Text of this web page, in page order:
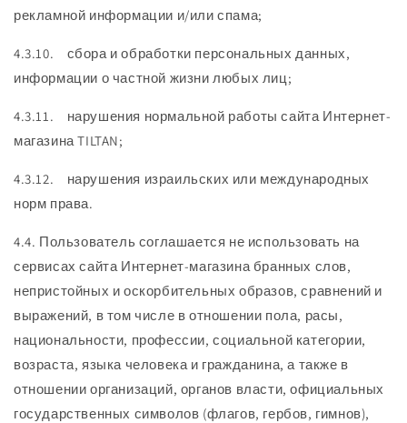
рекламной информации и/или спама;
4.3.10. сбора и обработки персональных данных,
информации о частной жизни любых лиц;
4.3.11. нарушения нормальной работы сайта Интернет-
магазина TILTAN;
4.3.12. нарушения израильских или международных
норм права.
4.4. Пользователь соглашается не использовать на
сервисах сайта Интернет-магазина бранных слов,
непристойных и оскорбительных образов, сравнений и
выражений, в том числе в отношении пола, расы,
национальности, профессии, социальной категории,
возраста, языка человека и гражданина, а также в
отношении организаций, органов власти, официальных
государственных символов (флагов, гербов, гимнов),